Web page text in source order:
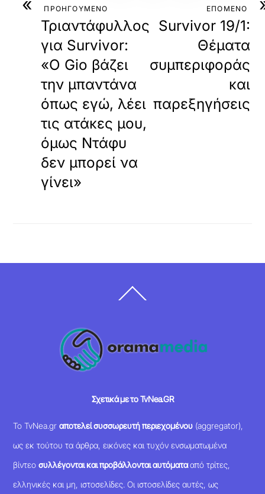
ΠΡΟΗΓΟΥΜΕΝΟ
Τριαντάφυλλος
για Survivor:
«Ο Gio βάζει
την μπαντάνα
όπως εγώ, λέει
τις ατάκες μου,
όμως Ντάφυ
δεν μπορεί να
γίνει»
ΕΠΟΜΕΝΟ
Survivor 19/1:
Θέματα
συμπεριφοράς
και
παρεξηγήσεις
To
Σχετικά με το TvNea.GR
Το TvNea.grαποτελεί συσσωρευτή περιεχομένου (aggregator),
ως εκ τούτου τα άρθρα, εικόνες και τυχόν ενσωματωμένα
βίντεοσυλλέγονται και προβάλλονται αυτόματααπό τρίτες,
ελληνικές και μη, ιστοσελίδες. Οι ιστοσελίδες αυτές, ως